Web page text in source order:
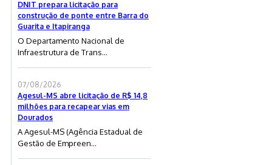
DNIT prepara licitação para
construção de ponte entre Barra do
Guarita e Itapiranga
O Departamento Nacional de
Infraestrutura de Trans...
07/08/2026
Agesul-MS abre licitação de R$ 14,8
milhões para recapear vias em
Dourados
A Agesul-MS (Agência Estadual de
Gestão de Empreen...